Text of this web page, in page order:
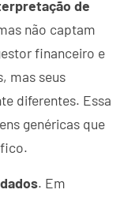
de
não captam
financeiro e
mas seus
diferentes. Essa
genéricas que
. Em